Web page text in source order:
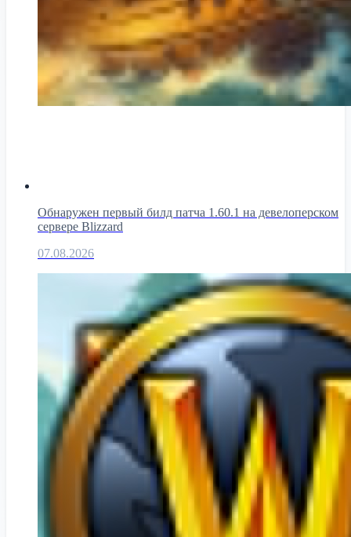
Обнаружен первый билд патча 1.60.1 на девелоперском
сервере Blizzard
07.08.2026